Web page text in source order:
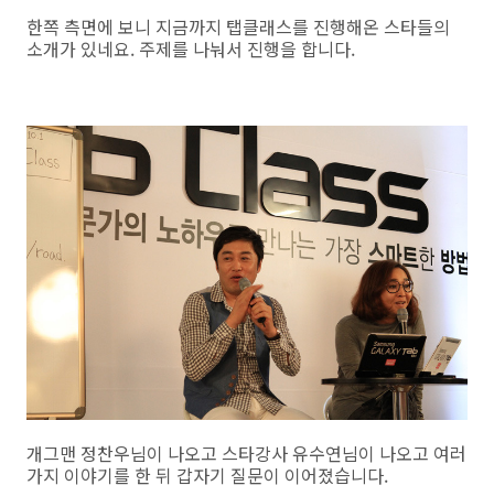
한쪽 측면에 보니 지금까지 탭클래스를 진행해온 스타들의
소개가 있네요. 주제를 나눠서 진행을 합니다.
개그맨 정찬우님이 나오고 스타강사 유수연님이 나오고 여러
가지 이야기를 한 뒤 갑자기 질문이 이어졌습니다.